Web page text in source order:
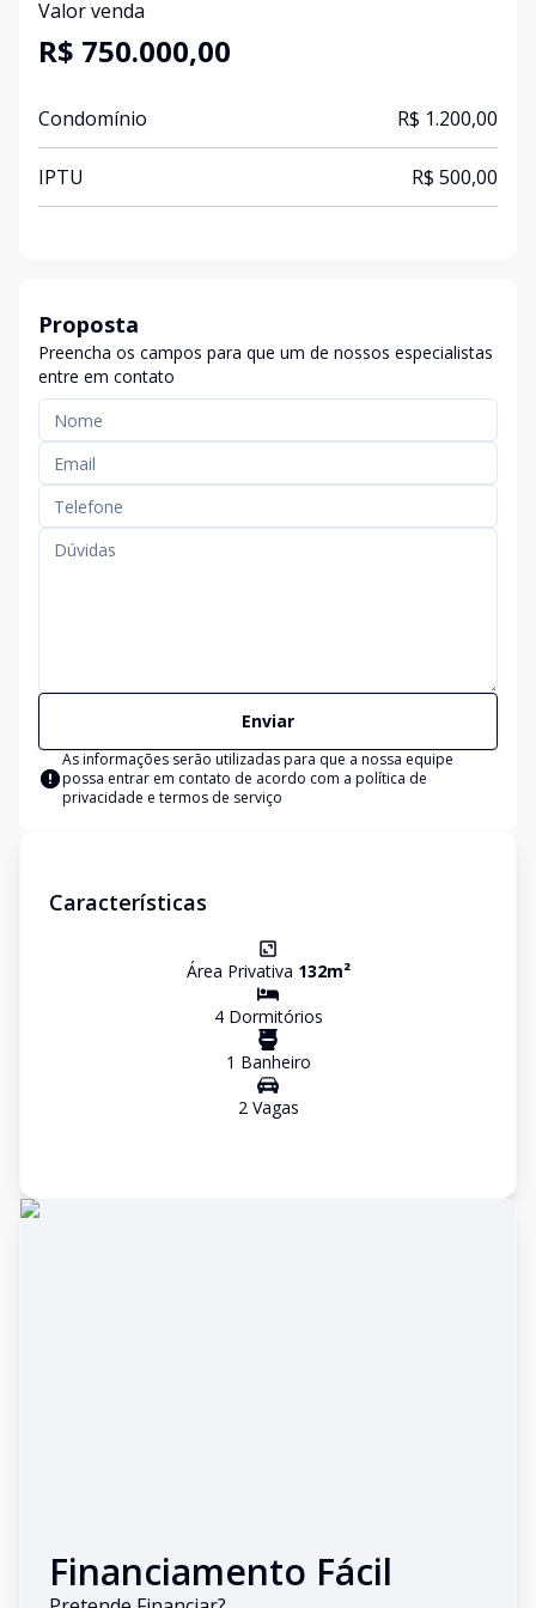
Valor venda
R$ 750.000,00
Condomínio R$ 1.200,00
IPTU R$ 500,00
Proposta
Preencha os campos para que um de nossos especialistas
entre em contato
Enviar
As informações serão utilizadas para que a nossa equipe
possa entrar em contato de acordo com a política de
privacidade e termos de serviço
Características
Área Privativa 132m²
4Dormitórios
1 Banheiro
2Vagas
Financiamento Fácil